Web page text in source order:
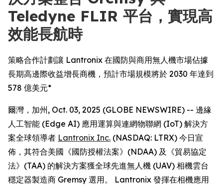
Teledyne FLIR 平台，實現高
效能長航時
策略合作計劃讓 Lantronix 在國防與商用無人機市場佔據
長期高邊際收益增長商機，預計市場規模將於 2030 年達到
578 億美元*
爾灣，加州, Oct. 03, 2025 (GLOBE NEWSWIRE) -- 邊緣
人工智能 (Edge AI) 應用運算與連網物聯網 (IoT) 解決方
案全球領導者 Lantronix Inc. (NASDAQ: LTRX) 今日宣
佈，其符合美國《國防授權法案》(NDAA) 及《貿易協定
法》(TAA) 的解決方案獲全球先進無人機 (UAV) 相機雲台
穩定器製造商 Gremsy 選用。 Lantronix 發揮在相機應用